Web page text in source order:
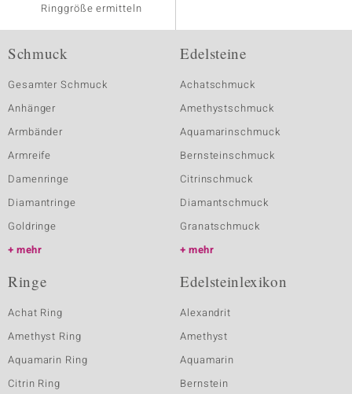
Ringgröße ermitteln
Schmuck
Gesamter Schmuck
Anhänger
Armbänder
Armreife
Damenringe
Diamantringe
Goldringe
mehr
Edelsteine
Achatschmuck
Amethystschmuck
Aquamarinschmuck
Bernsteinschmuck
Citrinschmuck
Diamantschmuck
Granatschmuck
mehr
Ringe
Achat Ring
Amethyst Ring
Aquamarin Ring
Citrin Ring
Edelsteinlexikon
Alexandrit
Amethyst
Aquamarin
Bernstein